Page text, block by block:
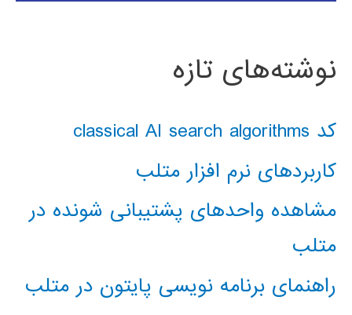
نوشته‌های تازه
کد classical AI search algorithms
کاربردهای نرم افزار متلب
مشاهده واحدهای پشتیبانی شونده در
متلب
راهنمای برنامه نویسی پایتون در متلب